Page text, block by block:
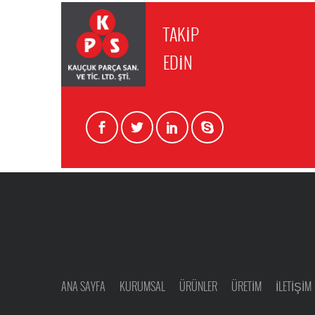
TAKİP
EDİN
ANA SAYFA KURUMSAL ÜRÜNLER ÜRETİM İLETİŞİM